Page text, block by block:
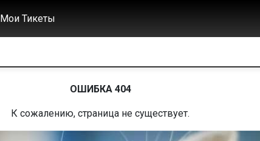
Мои Тикеты
ОШИБКА 404
К сожалению, страница не существует.